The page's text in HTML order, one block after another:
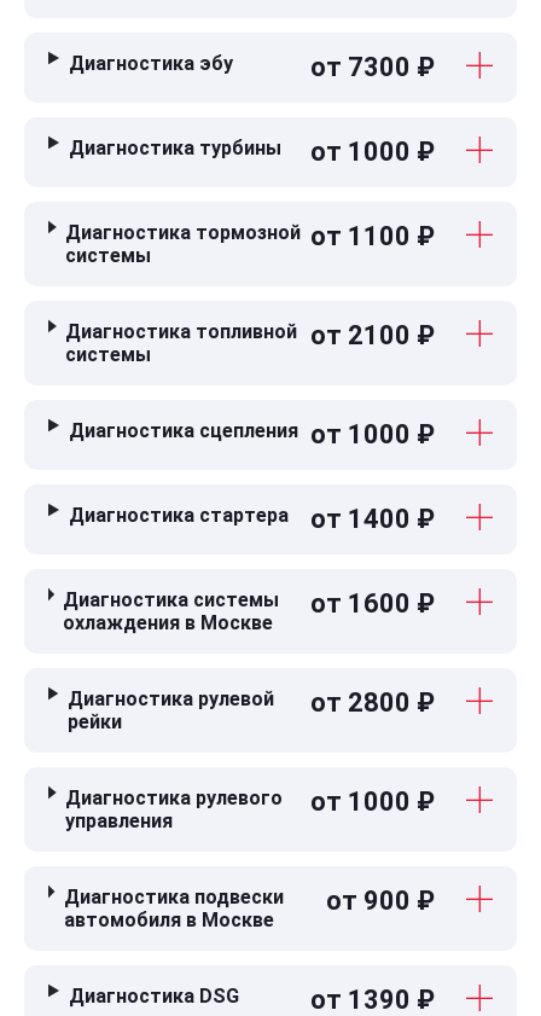
Диагностика эбу от 7300 ₽
Диагностика турбины от 1000 ₽
Диагностика тормозной
системы
от 1100 ₽
Диагностика топливной
системы
от 2100 ₽
Диагностика сцепления от 1000 ₽
Диагностика стартера от 1400 ₽
Диагностика системы
охлаждения в Москве
от 1600 ₽
Диагностика рулевой
рейки
от 2800 ₽
Диагностика рулевого
управления
от 1000 ₽
Диагностика подвески
автомобиля в Москве
от 900 ₽
Диагностика DSG от 1390 ₽